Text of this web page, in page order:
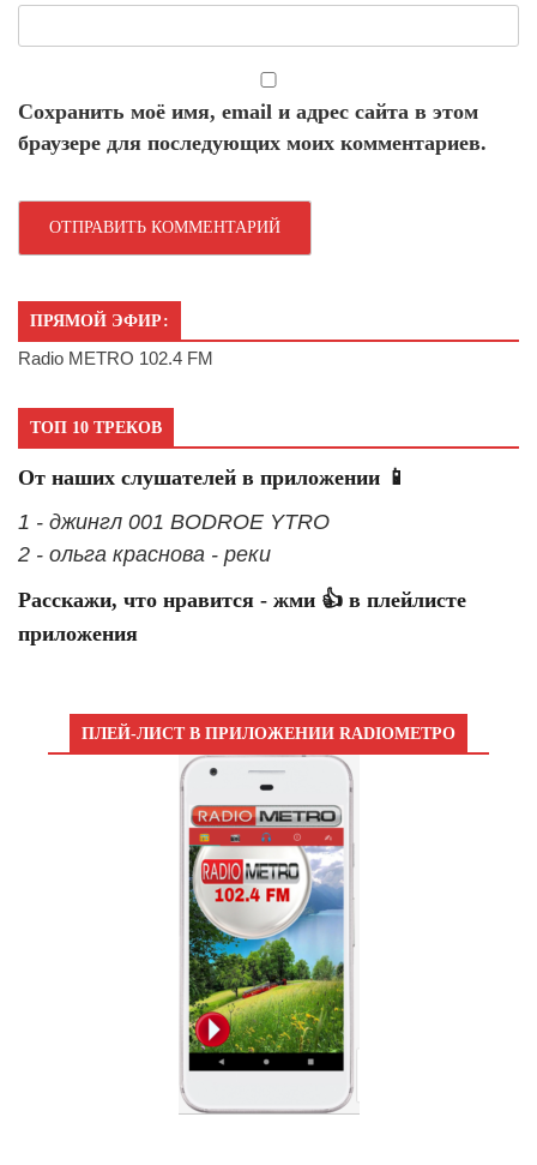
Сохранить моё имя, email и адрес сайта в этом
браузере для последующих моих комментариев.
ПРЯМОЙ ЭФИР:
Radio METRO 102.4 FM
ТОП 10 ТРЕКОВ
От наших слушателей в приложении 📱
1 - джингл 001 BODROE YTRO
2 - ольга краснова - реки
Расскажи, что нравится - жми 👍 в плейлисте
приложения
ПЛЕЙ-ЛИСТ В ПРИЛОЖЕНИИ RADIOМЕТРО